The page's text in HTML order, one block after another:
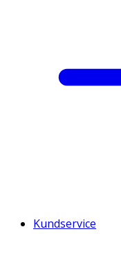
Kundservice